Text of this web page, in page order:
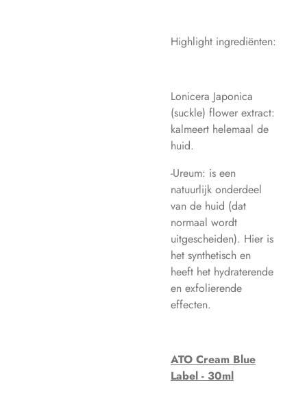
Highlight ingrediënten:
Lonicera Japonica
(suckle) flower extract:
kalmeert helemaal de
huid.
-Ureum: is een
natuurlijk onderdeel
van de huid (dat
normaal wordt
uitgescheiden). Hier is
het synthetisch en
heeft het hydraterende
en exfolierende
effecten.
ATO Cream Blue
Label - 30ml